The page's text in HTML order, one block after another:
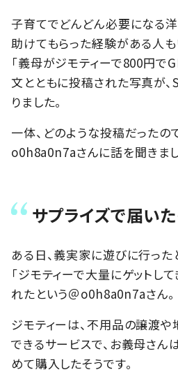
子育てでどんどん必要になる
助けてもらった経験がある人も
「義母がジモティーで800円で
文とともに投稿された写真が
りました。
一体、どのような投稿だったの
o0h8a0n7aさんに話を聞きまし
サプライズで届い
ある日、義実家に遊びに行った
「ジモティーで大量にゲットして
れたという＠o0h8a0n7aさん。
ジモティーは、不用品の譲渡
できるサービスで、お義母さん
めて購入したそうです。